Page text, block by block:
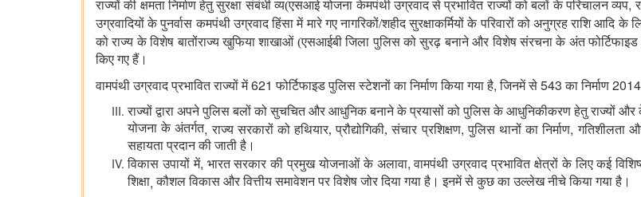
राज्यों की क्षमता निर्माण हेतु सुरक्षा संबंधी व्य(एसआई योजना केमपंथी उग्रवाद से प्रभावित राज्यों को बलों के परिचालन व्यप,
उग्रवादियों के पुनर्वास कमपंथी उग्रवाद हिंसा में मारे गए नागरिकों/शहीद सुरक्षाकर्मियों के परिवारों को अनुग्रह राशि आदि के
को राज्य के विशेष बातोंराज्य खुफिया शाखाओं (एसआईबी जिला पुलिस को सुरढ़ बनाने और विशेष संरचना के अंत
किए गए हैं।
वामपंथी उग्रवाद प्रभावित राज्यों में621 फोर्टिफाइड पुलिस स्टेशनों का निर्माण किया गया है,जिनमें से 543 का निर्माण 2014
राज्यों द्वारा अपने पुलिस बलों को सुचचित और आधुनिक बनाने के प्रयासों को पुलिस के आधुनिकीकरण हेतु राज्यों और
योजना के अंतर्गत,राज्य सरकारों को हथियार, प्रौद्योगिकी, संचार प्रशिक्षण,पुलिस थानों का निर्माण,गतिशीलता
सहायता प्रदान की जाती है।
विकास उपायों में, भारत सरकार की प्रमुख योजनाओं के अलावा,वामपंथी उग्रवाद प्रभावित क्षेत्रों के लिए कई
शिक्षा ,कौशल विकास और वित्तीय समावेशन पर विशेष जोर दिया गया है। इनमें से कुछ का उल्लेख नीचे किया गया है।